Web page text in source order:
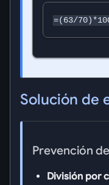
=(63/
Solución de
Prevención
División por